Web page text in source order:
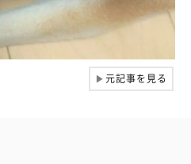
▶元記事を見る